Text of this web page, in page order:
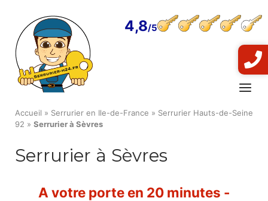
content
4,8
Menu
Accueil » Serrurier en Ile-de-France » Serrurier Hauts-de-Seine
92 » Serrurier à Sèvres
Serrurier à Sèvres
A votre porte en 20 minutes -